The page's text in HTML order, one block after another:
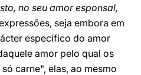
no seu amor esponsal,
seja embora em
específico do amor
amor pelo qual os
carne", elas, ao mesmo